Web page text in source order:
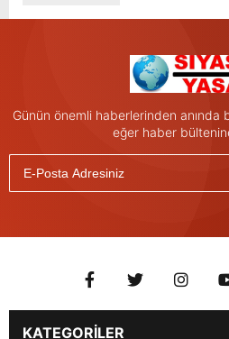
Günün önemli haberlerinden anında
eğer haber
KATEGORİLER